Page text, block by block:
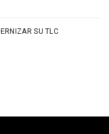
SU TLC